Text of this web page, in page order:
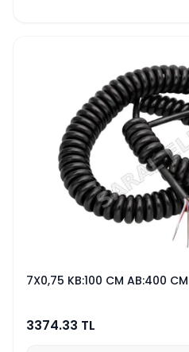
7X0,75 KB:100 CM AB:400
3374.33 TL